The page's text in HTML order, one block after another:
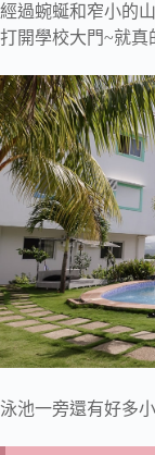
經過蜿蜒和窄小的
打開學校大門~就真
泳池一旁還有好多